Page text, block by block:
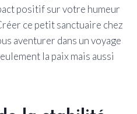
positif sur votre humeur
ce petit sanctuaire chez
aventurer dans un voyage
la paix mais aussi